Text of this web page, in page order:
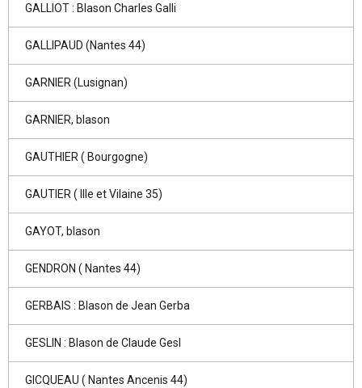
GALLIOT : Blason Charles Galli
GALLIPAUD (Nantes 44)
GARNIER (Lusignan)
GARNIER, blason
GAUTHIER ( Bourgogne)
GAUTIER ( Ille et Vilaine 35)
GAYOT, blason
GENDRON ( Nantes 44)
GERBAIS : Blason de Jean Gerba
GESLIN : Blason de Claude Gesl
GICQUEAU ( Nantes Ancenis 44)